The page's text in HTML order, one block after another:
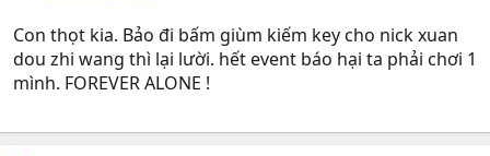
Con thọt kia. Bảo đi bấm giùm kiếm key cho nick xuan
dou zhi wang thì lại lười. hết event báo hại ta phải chơi 1
mình. FOREVER ALONE !